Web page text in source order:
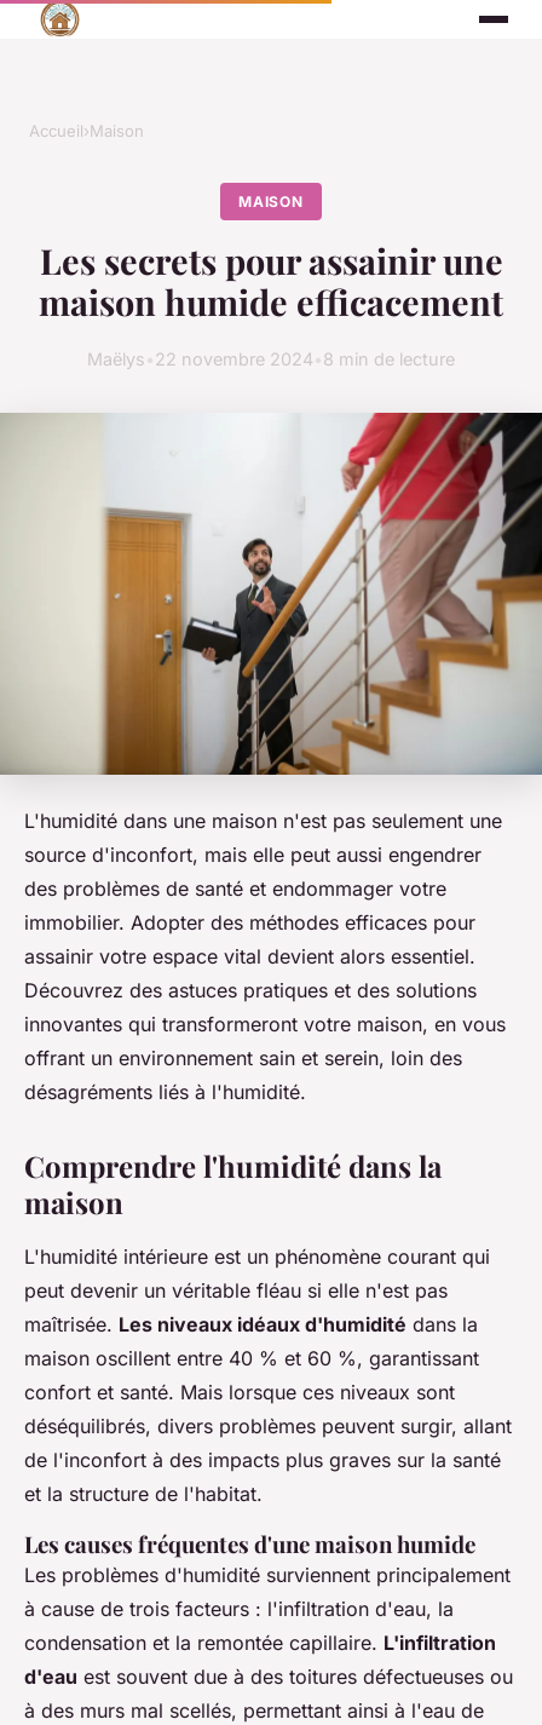
Accueil›Maison
MAISON
Les secrets pour assainir une
maison humide efficacement
Maëlys 22 novembre 2024 8 min de lecture
L'humidité dans une maison n'est pas seulement une
source d'inconfort, mais elle peut aussi engendrer
des problèmes de santé et endommager votre
immobilier. Adopter des méthodes efficaces pour
assainir votre espace vital devient alors essentiel.
Découvrez des astuces pratiques et des solutions
innovantes qui transformeront votre maison, en vous
offrant un environnement sain et serein, loin des
désagréments liés à l'humidité.
Comprendre l'humidité dans la
maison
L'humidité intérieure est un phénomène courant qui
peut devenir un véritable fléau si elle n'est pas
maîtrisée. Les niveaux idéaux d'humidité dans la
maison oscillent entre 40 % et 60 %, garantissant
confort et santé. Mais lorsque ces niveaux sont
déséquilibrés, divers problèmes peuvent surgir, allant
de l'inconfort à des impacts plus graves sur la santé
et la structure de l'habitat.
Les causes fréquentes d'une maison humide
Les problèmes d'humidité surviennent principalement
à cause de trois facteurs : l'infiltration d'eau, la
condensation et la remontée capillaire. L'infiltration
d'eau est souvent due à des toitures défectueuses ou
à des murs mal scellés, permettant ainsi à l'eau de